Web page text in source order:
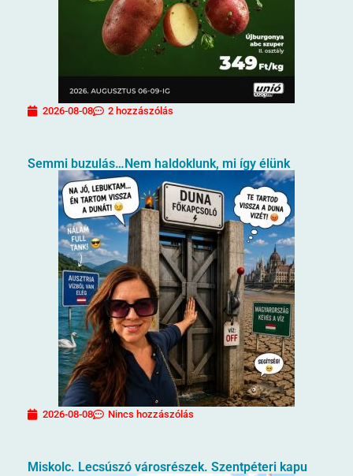
2026-08-08 2 hozzászólás
Semmi buzulás…Nem haldoklunk, mi így élünk
2026-08-08 Nincs hozzászólás
Miskolc. Lecsúszó városrészek. Szentpéteri kapu